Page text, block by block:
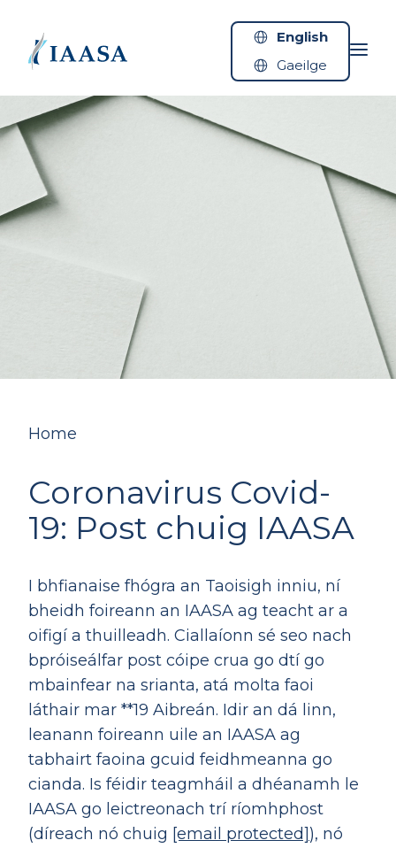
English
Gaeilge
Home
Coronavirus Covid-
19: Post chuig IAASA
I bhfianaise fhógra an Taoisigh inniu, ní
bheidh foireann an IAASA ag teacht ar a
oifigí a thuilleadh. Ciallaíonn sé seo nach
bpróiseálfar post cóipe crua go dtí go
mbainfear na srianta, atá molta faoi
láthair mar **19 Aibreán. Idir an dá linn,
leanann foireann uile an IAASA ag
tabhairt faoina gcuid feidhmeanna go
cianda. Is féidir teagmháil a dhéanamh le
IAASA go leictreonach trí ríomhphost
(díreach nó chuig [email protected]), nó